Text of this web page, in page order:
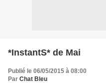
*InstantS* de Mai
Publié le 06/05/2015 à 08:00
Par Chat Bleu